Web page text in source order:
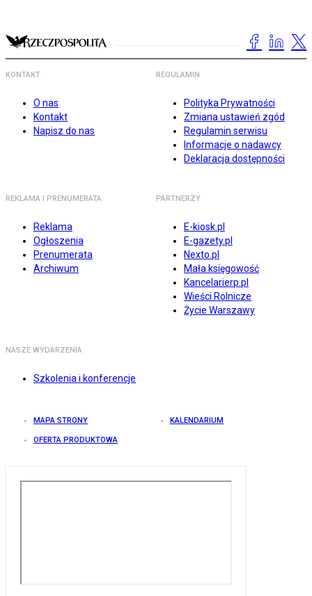
KONTAKT
O nas
Kontakt
Napisz do nas
REGULAMIN
Polityka Prywatności
Zmiana ustawień zgód
Regulamin serwisu
Informacje o nadawcy
Deklaracja dostępności
REKLAMA I PRENUMERATA
Reklama
Ogłoszenia
Prenumerata
Archiwum
PARTNERZY
E-kiosk.pl
E-gazety.pl
Nexto.pl
Mała księgowość
Kancelarierp.pl
Wieści Rolnicze
Życie Warszawy
NASZE WYDARZENIA
Szkolenia i konferencje
MAPA STRONY KALENDARIUM
OFERTA PRODUKTOWA